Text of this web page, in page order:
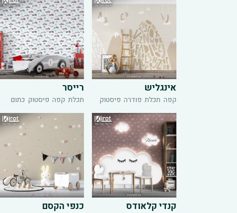
אינגליש
קפה תכלת פודרה פיסטוק
רייסר
תכלת קפה פיסטוק כתום
קנדי קלאודס כנפי הקסם